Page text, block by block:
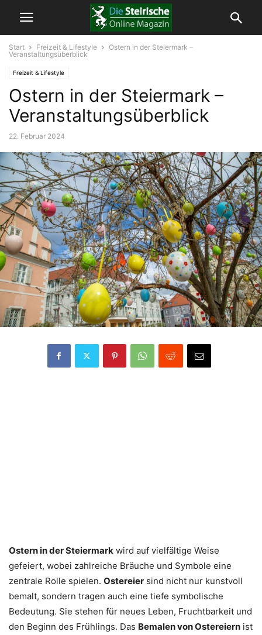
Start Freizeit & Lifestyle
Ostern in der Steiermark –
Veranstaltungsüberblick
Freizeit & Lifestyle
Ostern in der Steiermark –
Veranstaltungsüberblick
22. Februar 2024
Ostern in der Steiermark wird auf vielfältige Weise
gefeiert, wobei zahlreiche Bräuche und Symbole eine
zentrale Rolle spielen. Ostereier sind nicht nur kunstvoll
bemalt, sondern tragen auch eine tiefe symbolische
Bedeutung. Sie stehen für neues Leben, Fruchtbarkeit und
den Beginn des Frühlings. Das Bemalen von Ostereiern ist